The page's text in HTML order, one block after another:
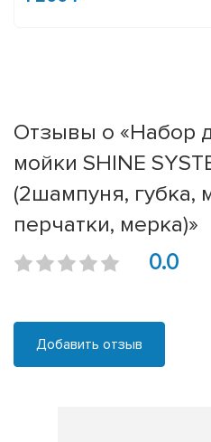
Отзывы о «Набор
мойки SHINE
(2шампуня, губка,
перчатки, мерка)»
0.0
Добавить отзыв